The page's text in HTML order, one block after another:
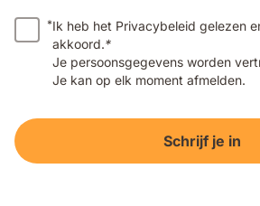
*Ik heb het Privacybeleid gelezen
akkoord.*
Je persoonsgegevens worden
Je kan op elk moment afmelden.
Schrijf je in